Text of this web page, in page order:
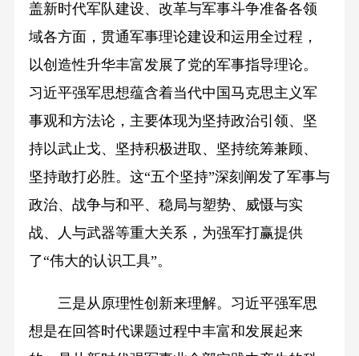
盖新时代军队建设、改革与军事斗争准备各领
域各方面，贯通军事理论建设和运用全过程，
以创造性升华丰富发展了党的军事指导理论。
习近平强军思想蕴含着当代中国马克思主义军
事观和方法论，主要体现为坚持政治引领、坚
持以武止戈、坚持积极进取、坚持统筹兼顾、
坚持敢打必胜。这“五个坚持”深刻阐发了军事与
政治、战争与和平、稳局与塑势、威慑与实
战、人与武器等重大关系，为强军打赢提供
了“伟大的认识工具”。
三是从原理性创新来理解。习近平强军思
想是在回答时代课题过程中丰富和发展起来